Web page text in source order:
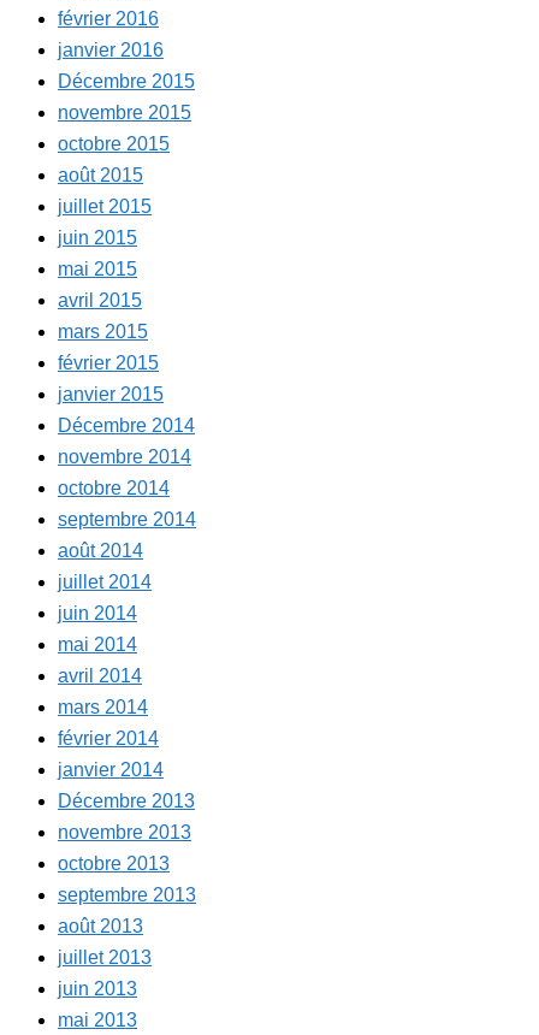
février 2016
janvier 2016
Décembre 2015
novembre 2015
octobre 2015
août 2015
juillet 2015
juin 2015
mai 2015
avril 2015
mars 2015
février 2015
janvier 2015
Décembre 2014
novembre 2014
octobre 2014
septembre 2014
août 2014
juillet 2014
juin 2014
mai 2014
avril 2014
mars 2014
février 2014
janvier 2014
Décembre 2013
novembre 2013
octobre 2013
septembre 2013
août 2013
juillet 2013
juin 2013
mai 2013